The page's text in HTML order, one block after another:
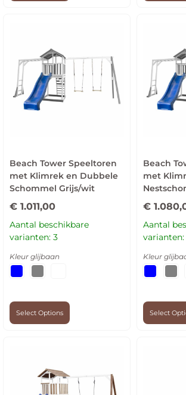
Beach Tower Speeltoren
met Klimrek en Dubbele
Schommel Grijs/wit
€ 1.011,00
Aantal beschikbare
varianten: 3
Kleur glijbaan
Select Options
Beach
met
€
Aantal
varianten:
Kleur
Select